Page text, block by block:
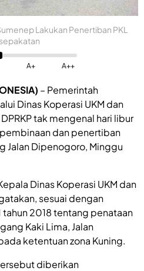
Lakukan Penertiban PKL
A+ A++
– Pemerintah
Dinas Koperasi UKM dan
tak mengenal hari libur
dan penertiban
Jalan Dipenogoro, Minggu
Dinas Koperasi UKM dan
sesuai dengan
tahun 2018 tentang penataan
Kaki Lima, Jalan
ketentuan zona Kuning.
diberikan